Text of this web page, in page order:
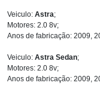
Veiculo: Astra;
Motores: 2.0 8v;
Anos de fabricação: 2009,
Veiculo: Astra Sedan;
Motores: 2.0 8v;
Anos de fabricação: 2009,